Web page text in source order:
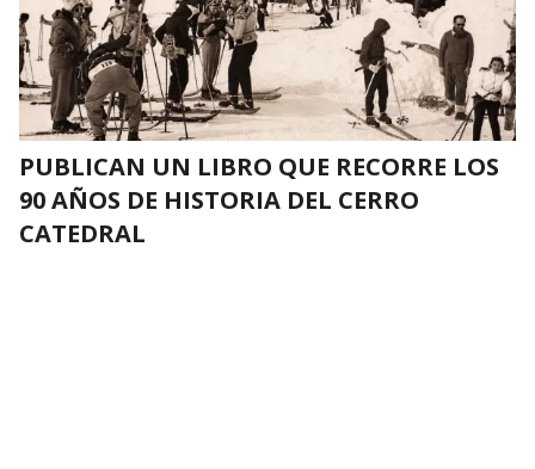
PUBLICAN UN LIBRO QUE RECORRE LOS
90 AÑOS DE HISTORIA DEL CERRO
CATEDRAL